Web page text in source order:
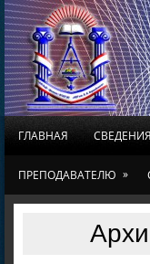
ГЛАВНАЯ
ПРЕПОДАВАТЕЛЮ »